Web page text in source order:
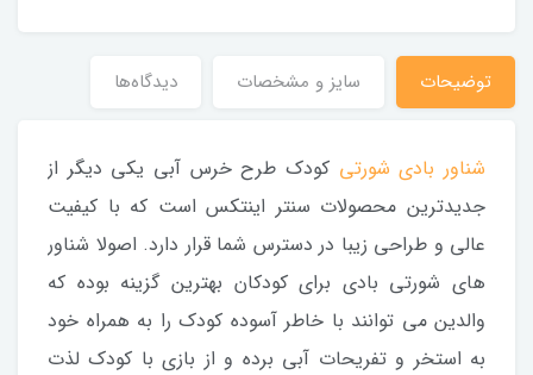
توضیحات سایز و مشخصات دیدگاه‌ها
شناور بادی شورتی کودک طرح خرس آبی یکی دیگر از
جدیدترین محصولات سنتر اینتکس است که با کیفیت
عالی و طراحی زیبا در دسترس شما قرار دارد. اصولا شناور
های شورتی بادی برای کودکان بهترین گزینه بوده که
والدین می توانند با خاطر آسوده کودک را به همراه خود
به استخر و تفریحات آبی برده و از بازی با کودک لذت